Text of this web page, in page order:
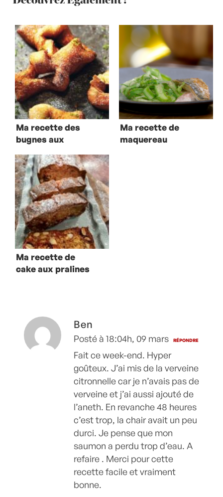
Ma recette des
bugnes aux
Ma recette de
maquereau
Ma recette de
cake aux pralines
Ben
Posté à 18:04h, 09 mars RÉPONDRE
Fait ce week-end. Hyper
goûteux. J’ai mis de la verveine
citronnelle car je n’avais pas de
verveine et j’ai aussi ajouté de
l’aneth. En revanche 48 heures
c’est trop, la chair avait un peu
durci. Je pense que mon
saumon a perdu trop d’eau. A
refaire . Merci pour cette
recette facile et vraiment
bonne.